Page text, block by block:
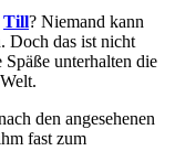
Till? Niemand kann
Doch das ist nicht
unterhalten die
den angesehenen
fast zum